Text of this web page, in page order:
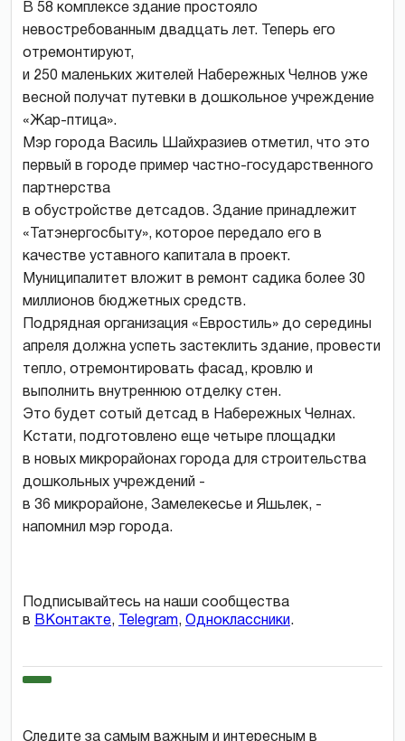
В 58 комплексе здание простояло
невостребованным двадцать лет. Теперь его
отремонтируют,
и 250 маленьких жителей Набережных Челнов уже
весной получат путевки в дошкольное учреждение
«Жар-птица».
Мэр города Василь Шайхразиев отметил, что это
первый в городе пример частно-государственного
партнерства
в обустройстве детсадов. Здание принадлежит
«Татэнергосбыту», которое передало его в
качестве уставного капитала в проект.
Муниципалитет вложит в ремонт садика более 30
миллионов бюджетных средств.
Подрядная организация «Евростиль» до середины
апреля должна успеть застеклить здание, провести
тепло, отремонтировать фасад, кровлю и
выполнить внутреннюю отделку стен.
Это будет сотый детсад в Набережных Челнах.
Кстати, подготовлено еще четыре площадки
в новых микрорайонах города для строительства
дошкольных учреждений -
в 36 микрорайоне, Замелекесье и Яшьлек, -
напомнил мэр города.
Подписывайтесь на наши сообщества
в ВКонтакте, Telegram, Одноклассники.
Следите за самым важным и интересным в